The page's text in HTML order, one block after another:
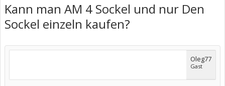
Kann man AM 4 Sockel und nur Den
Sockel einzeln kaufen?
Oleg77
Gast